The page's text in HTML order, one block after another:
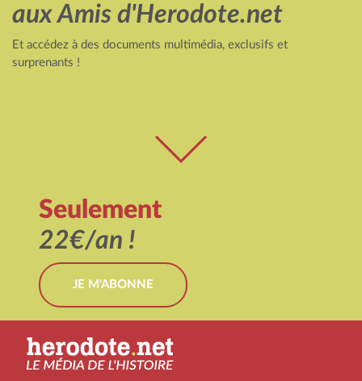
aux Amis d'Herodote.net
Et accédez à des documents multimédia, exclusifs et
surprenants !
Seulement
22€/an !
JE M'ABONNE